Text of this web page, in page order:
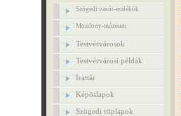
Szögedi vasút-emlékök
Mozdony-múzeum
Testvérvárosok
Testvérvárosi példák
Irattár
Képöslapok
Szögedi röplapok